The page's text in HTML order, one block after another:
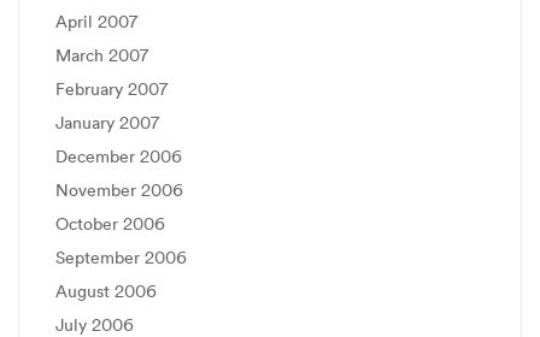
April 2007
March 2007
February 2007
January 2007
December 2006
November 2006
October 2006
September 2006
August 2006
July 2006